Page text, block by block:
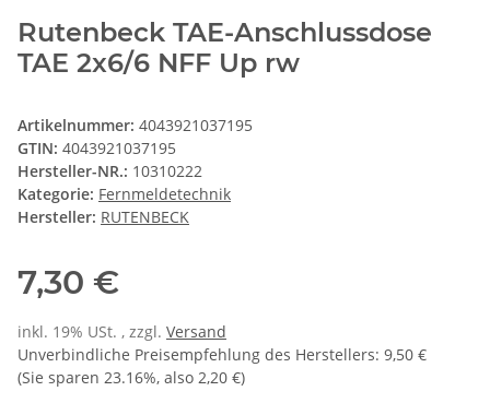
Rutenbeck TAE-Anschlussdose
TAE 2x6/6 NFF Up rw
Artikelnummer: 4043921037195
GTIN: 4043921037195
Hersteller-NR.: 10310222
Kategorie: Fernmeldetechnik
Hersteller: RUTENBECK
7,30 €
inkl. 19% USt. , zzgl. Versand
Unverbindliche Preisempfehlung des Herstellers: 9,50 €
(Sie sparen 23.16%, also 2,20 €)